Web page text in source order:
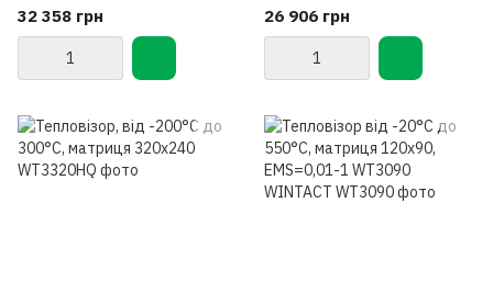
32 358 грн 26 906 грн